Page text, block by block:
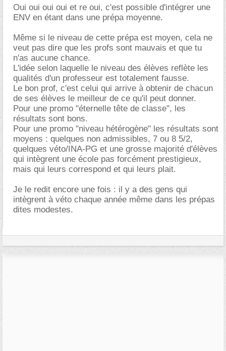
Oui oui oui oui et re oui, c'est possible d'intégrer une
ENV en étant dans une prépa moyenne.
Même si le niveau de cette prépa est moyen, cela ne
veut pas dire que les profs sont mauvais et que tu
n'as aucune chance.
L'idée selon laquelle le niveau des élèves reflète les
qualités d'un professeur est totalement fausse.
Le bon prof, c'est celui qui arrive à obtenir de chacun
de ses élèves le meilleur de ce qu'il peut donner.
Pour une promo "éternelle tête de classe", les
résultats sont bons.
Pour une promo "niveau hétérogène" les résultats sont
moyens : quelques non admissibles, 7 ou 8 5/2,
quelques véto/INA-PG et une grosse majorité d'élèves
qui intègrent une école pas forcément prestigieux,
mais qui leurs correspond et qui leurs plait.
Je le redit encore une fois : il y a des gens qui
intègrent à véto chaque année même dans les prépas
dites modestes.